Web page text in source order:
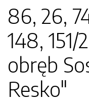
86, 26,
148, 151/
obręb
Resko"